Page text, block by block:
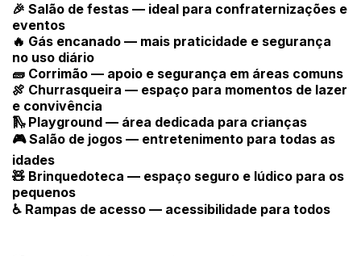
🎉 Salão de festas — ideal para confraternizações e
eventos
🔥 Gás encanado — mais praticidade e segurança
no uso diário
🧱 Corrimão — apoio e segurança em áreas comuns
🍖 Churrasqueira — espaço para momentos de lazer
e convivência
🛝 Playground — área dedicada para crianças
🎮 Salão de jogos — entretenimento para todas as
idades
🧸 Brinquedoteca — espaço seguro e lúdico para os
pequenos
♿ Rampas de acesso — acessibilidade para todos